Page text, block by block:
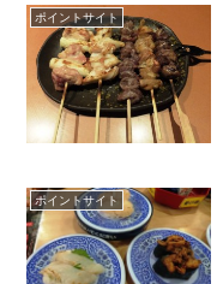
ポイントサイト
ポイントサイト